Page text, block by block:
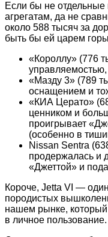
Если бы не
агрегатам, да не
около 588 тысяч за
быть бы ей царем
«Короллу» (776
«Мазду 3» (789
оснащением и
«КИА Церато»
ценником и
проигрывает
(особенно в
Nissan Sentra
продержалась и
«Джеттой» и
Короче, Jetta VI —
породистых
нашем рынке, который
в личное